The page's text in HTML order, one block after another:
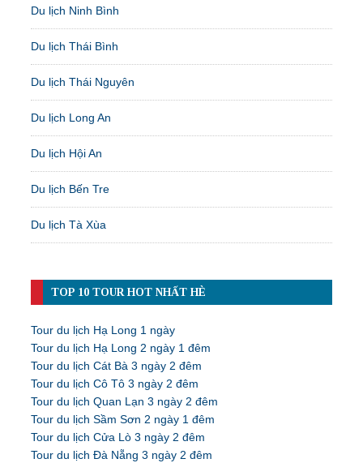
Du lịch Ninh Bình
Du lịch Thái Bình
Du lịch Thái Nguyên
Du lịch Long An
Du lịch Hội An
Du lịch Bến Tre
Du lịch Tà Xùa
TOP 10 TOUR HOT NHẤT HÈ
Tour du lịch Hạ Long 1 ngày
Tour du lịch Hạ Long 2 ngày 1 đêm
Tour du lịch Cát Bà 3 ngày 2 đêm
Tour du lịch Cô Tô 3 ngày 2 đêm
Tour du lịch Quan Lạn 3 ngày 2 đêm
Tour du lịch Sầm Sơn 2 ngày 1 đêm
Tour du lịch Cửa Lò 3 ngày 2 đêm
Tour du lịch Đà Nẵng 3 ngày 2 đêm